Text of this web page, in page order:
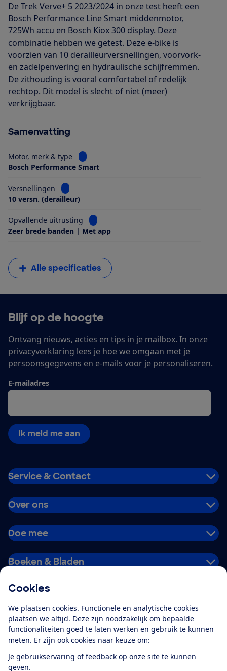
Cookies
We plaatsen cookies. Functionele en analytische cookies
plaatsen we altijd. Deze zijn noodzakelijk om bepaalde
functionaliteiten goed te laten werken en gebruik te kunnen
meten. Er zijn ook cookies naar keuze om:
Je gebruikservaring of feedback op onze site te kunnen
geven.
De Trek Verve+ 5 2023/2024 in onze test heeft een
Bosch Performance Line Smart middenmotor,
725Wh accu en Bosch Kiox 300 display. Deze
combinatie hebben we getest. Deze e-bike is
voorzien van 10 derailleurversnellingen, voorvork-
en zadelpenvering en hydraulische schijfremmen.
De zithouding is vooral comfortabel of redelijk
rechtop. Dit model is slecht of niet (meer)
verkrijgbaar.
Samenvatting
Motor, merk & type
Bekijk informatie voor Motor, merk & type
Bosch Performance Smart
Versnellingen
Bekijk informatie voor Versnellingen
10 versn. (derailleur)
Opvallende uitrusting
Bekijk informatie voor Opvallende
Zeer brede banden | Met app
Alle specificaties
Blijf op de hoogte
Ontvang nieuws, acties en tips in je mailbox. In onze
privacyverklaring lees je hoe we omgaan met je
persoonsgegevens en e-mails voor je personaliseren.
E-mailadres
Ik meld me aan
Service & Contact
Over ons
Doe mee
Boeken & Bladen
Alles over de
app